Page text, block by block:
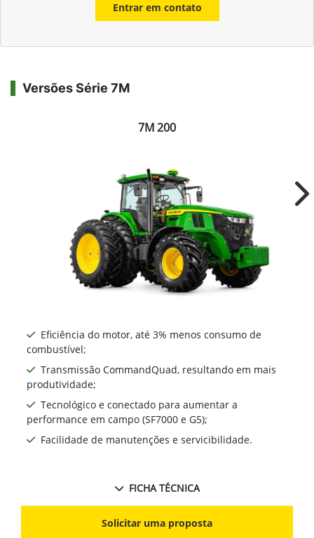
Entrar em contato
Versões Série 7M
7M 200
Eficiência do motor, até 3% menos consumo de
combustível;
Transmissão CommandQuad, resultando em mais
produtividade;
Tecnológico e conectado para aumentar a
performance em campo (SF7000 e G5);
Facilidade de manutenções e servicibilidade.
FICHA TÉCNICA
Solicitar uma proposta